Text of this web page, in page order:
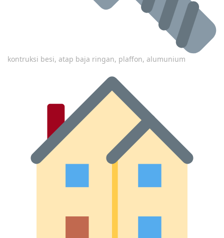
kontruksi besi, atap baja ringan, plaffon, alumunium